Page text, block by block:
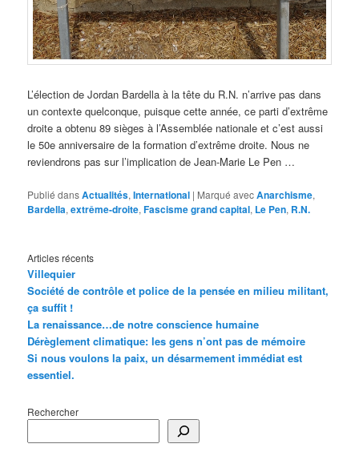
L’élection de Jordan Bardella à la tête du R.N. n’arrive pas dans
un contexte quelconque, puisque cette année, ce parti d’extrême
droite a obtenu 89 sièges à l’Assemblée nationale et c’est aussi
le 50e anniversaire de la formation d’extrême droite. Nous ne
reviendrons pas sur l’implication de Jean-Marie Le Pen …
Publié dansActualités,International | Marqué avecAnarchisme,
Bardella,extrême-droite,Fascisme grand capital, Le Pen, R.N.
Articles récents
Villequier
Société de contrôle et police de la pensée en milieu militant,
ça suffit !
La renaissance…de notre conscience humaine
Dérèglement climatique: les gens n’ont pas de mémoire
Si nous voulons la paix, un désarmement immédiat est
essentiel.
Rechercher